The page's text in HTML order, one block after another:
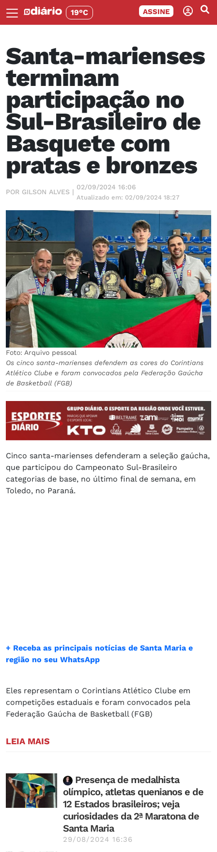
19°C ASSINE
Santa-marienses
terminam
participação no
Sul-Brasileiro de
Basquete com
pratas e bronzes
POR GILSON ALVES |
02/09/2024 16:06
Atualizado em: 02/09/2024 18:27
Foto: Arquivo pessoal
Os cinco santa-marienses defendem as cores do Corintians
Atlético Clube e foram convocados pela Federação Gaúcha
de Basketball (FGB)
Cinco santa-marienses defenderam a seleção gaúcha,
que participou do Campeonato Sul-Brasileiro
categorias de base, no último final de semana, em
Toledo, no Paraná.
+ Receba as principais notícias de Santa Maria e
região no seu WhatsApp
Eles representam o Corintians Atlético Clube em
competições estaduais e foram convocados pela
Federação Gaúcha de Basketball (FGB)
LEIA MAIS
Presença de medalhista
olímpico, atletas quenianos e de
12 Estados brasileiros; veja
curiosidades da 2ª Maratona de
Santa Maria
29/08/2024 16:36